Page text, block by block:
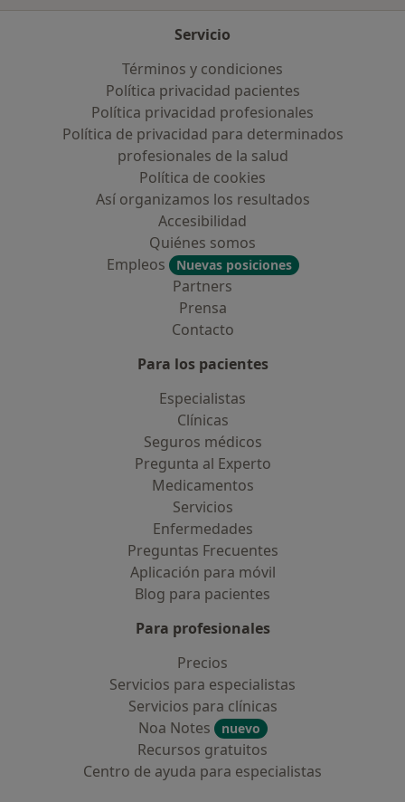
Servicio
Términos y condiciones
Política privacidad pacientes
Política privacidad profesionales
Política de privacidad para determinados
profesionales de la salud
Política de cookies
Así organizamos los resultados
Accesibilidad
Quiénes somos
Empleos
Nuevas posiciones
Partners
Prensa
Contacto
Para los pacientes
Especialistas
Clínicas
Seguros médicos
Pregunta al Experto
Medicamentos
Servicios
Enfermedades
Preguntas Frecuentes
Aplicación para móvil
Blog para pacientes
Para profesionales
Precios
Servicios para especialistas
Servicios para clínicas
Noa Notes
nuevo
Recursos gratuitos
Centro de ayuda para especialistas